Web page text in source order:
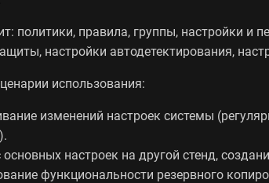
политики, правила, группы, настройки и
настройки автодетектирования,
использования:
изменений настроек системы
основных настроек на другой стенд,
функциональности резервного